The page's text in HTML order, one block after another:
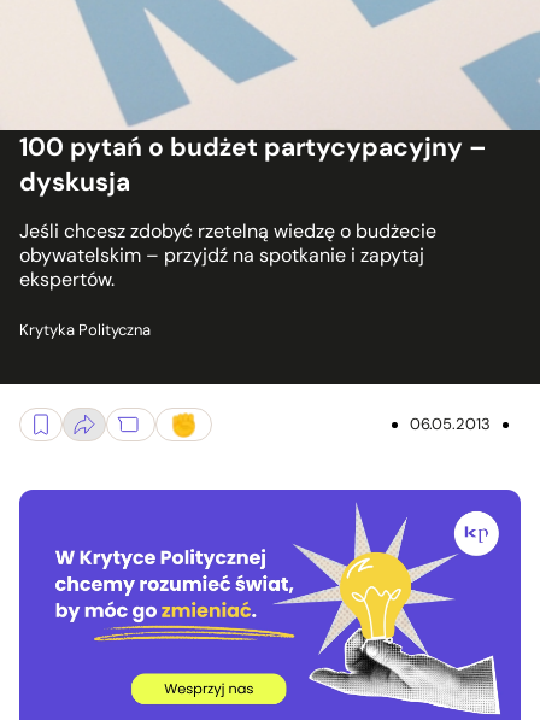
100 pytań o budżet partycypacyjny –
dyskusja
Jeśli chcesz zdobyć rzetelną wiedzę o budżecie
obywatelskim – przyjdź na spotkanie i zapytaj
ekspertów.
Krytyka Polityczna
06.05.2013